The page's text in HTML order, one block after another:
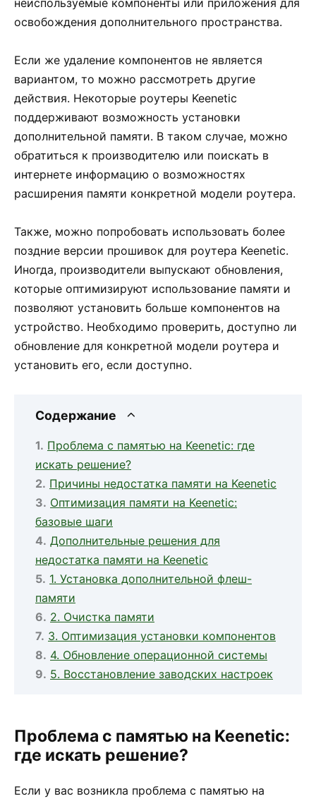
освобождения дополнительного пространства.
Если же удаление компонентов не является
вариантом, то можно рассмотреть другие
действия. Некоторые роутеры Keenetic
поддерживают возможность установки
дополнительной памяти. В таком случае, можно
обратиться к производителю или поискать в
интернете информацию о возможностях
расширения памяти конкретной модели роутера.
Также, можно попробовать использовать более
поздние версии прошивок для роутера Keenetic.
Иногда, производители выпускают обновления,
которые оптимизируют использование памяти и
позволяют установить больше компонентов на
устройство. Необходимо проверить, доступно ли
обновление для конкретной модели роутера и
установить его, если доступно.
Содержание
Проблема с памятью на Keenetic: где
искать решение?
Причины недостатка памяти на Keenetic
Оптимизация памяти на Keenetic:
базовые шаги
Дополнительные решения для
недостатка памяти на Keenetic
1. Установка дополнительной флеш-
памяти
2. Очистка памяти
3. Оптимизация установки компонентов
4. Обновление операционной системы
5. Восстановление заводских настроек
Проблема с памятью на Keenetic:
где искать решение?
Если у вас возникла проблема с памятью на